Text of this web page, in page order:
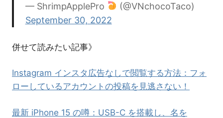
— ShrimpApplePro
(@VNchocoTaco)
September 30, 2022
併せて読みたい記事》
Instagram インスタ広告なしで閲覧する方法：フォ
ローしているアカウントの投稿を見逃さない！
最新 iPhone 15 の噂：USB-C を搭載し、名を